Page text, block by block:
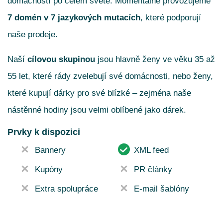
7 domén v 7 jazykových mutacích, které podporují
naše prodeje.
Naší cílovou skupinou jsou hlavně ženy ve věku 35 až
55 let, které rády zvelebují své domácnosti, nebo ženy,
které kupují dárky pro své blízké – zejména naše
nástěnné hodiny jsou velmi oblíbené jako dárek.
Prvky k dispozici
Bannery XML feed
Kupóny PR články
Extra spolupráce E-mail šablóny